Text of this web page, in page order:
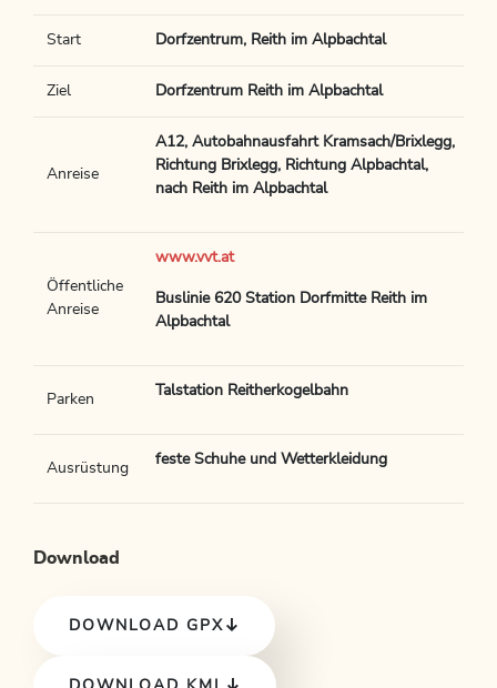
Start Dorfzentrum, Reith im Alpbachtal
Ziel Dorfzentrum Reith im Alpbachtal
Anreise
A12, Autobahnausfahrt Kramsach/Brixlegg,
Richtung Brixlegg, Richtung Alpbachtal,
nach Reith im Alpbachtal
Öffentliche
Anreise
www.vvt.at
Buslinie 620 Station Dorfmitte Reith im
Alpbachtal
Parken
Talstation Reitherkogelbahn
Ausrüstung
feste Schuhe und Wetterkleidung
Download
DOWNLOAD GPX